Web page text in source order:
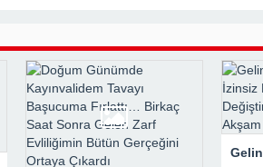
“Büyükanne Yalan Söylüyor!” Diye